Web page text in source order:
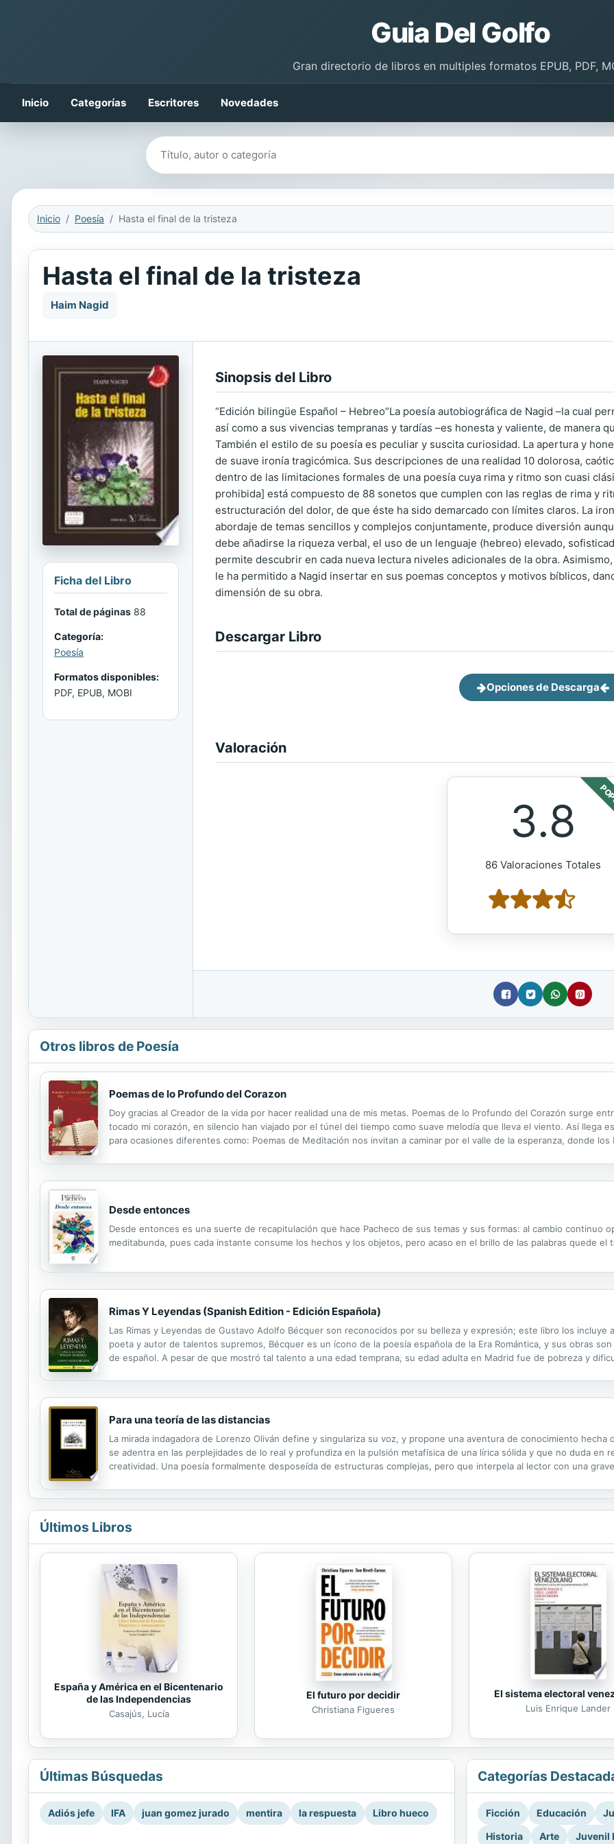
Guia Del Golfo
Gran directorio de libros en multiples formatos EPUB, PDF,
Inicio Categorías Escritores Novedades
Buscar libros
Inicio Poesía Hasta el final de la tristeza
Hasta el final de la tristeza
Haim Nagid
Ficha del Libro
Total de páginas 88
Categoría:
Poesía
Formatos disponibles:
PDF, EPUB, MOBI
Sinopsis del Libro
“Edición bilingüe Español – Hebreo”La poesía autobiográfica de Nagid –la cual
así como a sus vivencias tem­pranas y tardías –es honesta y valiente, de manera
También el estilo de su poesía es peculiar y suscita curiosidad. La apertura y
de suave ironía tragicómica. Sus descripciones de una realidad 10 dolorosa,
dentro de las limitaciones formales de una poesía cuya rima y rit­mo son cuasi
prohibida] está compuesto de 88 sonetos que cumplen con las re­glas de rima y
estructuración del dolor, de que éste ha sido demarcado con límites claros. La
abordaje de temas sencillos y complejos conjuntamente, pro­duce diversión
debe añadirse la riqueza verbal, el uso de un lenguaje (hebreo) elevado,
permite descubrir en cada nueva lectura niveles adicionales de la obra.
le ha permitido a Nagid insertar en sus poemas conceptos y motivos bíblicos,
dimensión de su obra.
Descargar Libro
Opciones de Descarga
Valoración
3.8
86 Valoraciones Totales
Otros libros de Poesía
Poemas de lo Profundo del Corazon
Doy gracias al Creador de la vida por hacer realidad una de mis metas. Poemas de lo Profundo del Corazón surge
tocado mi corazón, en silencio han viajado por el túnel del tiempo como suave melodía que lleva el viento. Así llega
para ocasiones diferentes como: Poemas de Meditación nos invitan a caminar por el valle de la esperanza, donde
Desde entonces
Desde entonces es una suerte de recapitulación que hace Pacheco de sus temas y sus formas: al cambio continuo
meditabunda, pues cada instante consume los hechos y los objetos, pero acaso en el brillo de las palabras quede
Rimas Y Leyendas (Spanish Edition - Edición Española)
Las Rimas y Leyendas de Gustavo Adolfo Bécquer son reconocidos por su belleza y expresión; este libro los
poeta y autor de talentos supremos, Bécquer es un ícono de la poesía española de la Era Romántica, y sus obras
de español. A pesar de que mostró tal talento a una edad temprana, su edad adulta en Madrid fue de pobreza y
Para una teoría de las distancias
La mirada indagadora de Lorenzo Oliván define y singulariza su voz, y propone una aventura de conocimiento hecha
se adentra en las perplejidades de lo real y profundiza en la pulsión metafísica de una lírica sólida y que no duda en
creatividad. Una poesía formalmente desposeída de estructuras complejas, pero que interpela al lector con una
Últimos Libros
España y América en el Bicentenario
de las Independencias
Casajús, Lucía
El futuro por decidir
Christiana Figueres
El sistema electoral
Luis Enrique Lander
Últimas Búsquedas
Adiós jefe IFA juan gomez jurado mentira la respuesta Libro hueco
Categorías
Ficción Educación
Historia
Arte Juvenil